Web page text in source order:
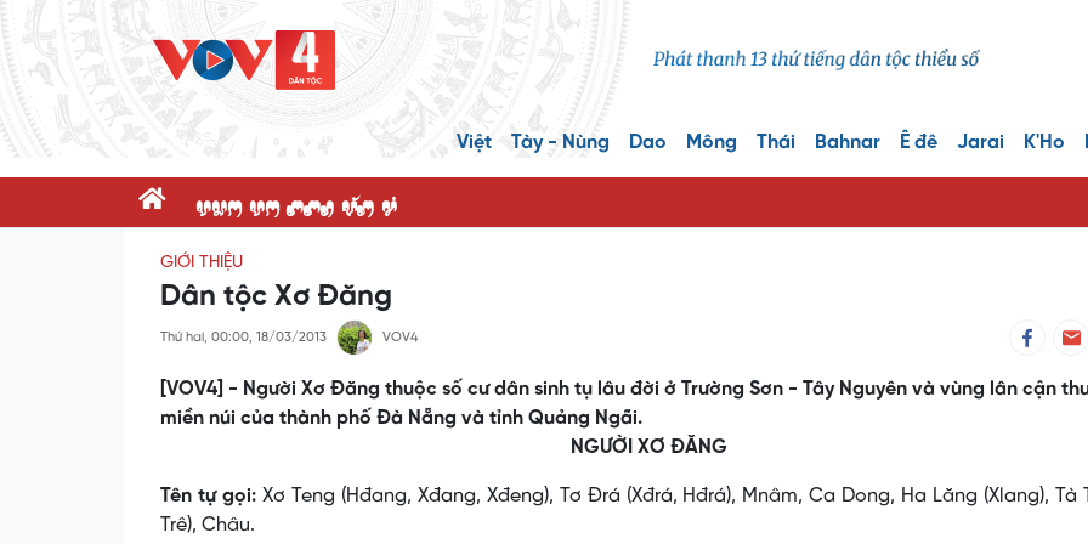
Việt Tày - Nùng Dao Mông Thái Bahnar Ê đê Jarai K'Ho
dnK dK ppR x@P c'
GIỚI THIỆU
Dân tộc Xơ Đăng
Thứ hai, 00:00, 18/03/2013 VOV4
[VOV4] - Người Xơ Ðăng thuộc số cư dân sinh tụ lâu đời ở Trường Sơn - Tây Nguyên và vùng lân cận
miền núi của thành phố Đà Nẵng và tỉnh Quảng Ngãi.
NGƯỜI XƠ ĐĂNG
Tên tự gọi: Xơ Teng (Hđang, Xđang, Xđeng), Tơ Ðrá (Xđrá, Hđrá), Mnâm, Ca Dong, Ha Lăng (Xlang), Tà
Trê), Châu.